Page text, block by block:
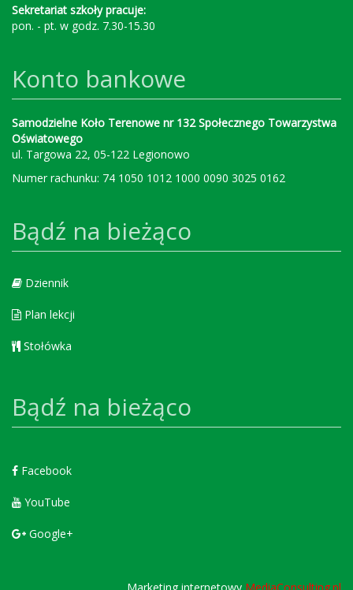
Sekretariat szkoły pracuje:
pon. - pt. w godz. 7.30-15.30
Konto bankowe
Samodzielne Koło Terenowe nr 132 Społecznego Towarzystwa
Oświatowego
ul. Targowa 22, 05-122 Legionowo
Numer rachunku: 74 1050 1012 1000 0090 3025 0162
Bądź na bieżąco
Dziennik
Plan lekcji
Stołówka
Bądź na bieżąco
Facebook
YouTube
Google+